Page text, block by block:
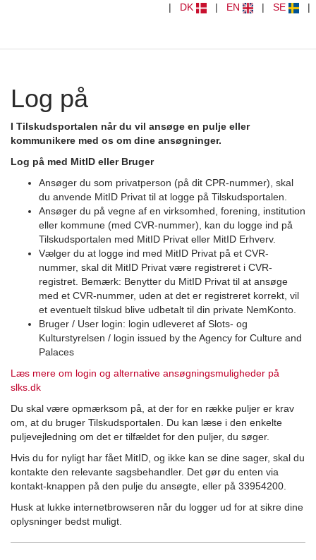
| DK | EN | SE |
Log på
I Tilskudsportalen når du vil ansøge en pulje eller
kommunikere med os om dine ansøgninger.
Log på med MitID eller Bruger
Ansøger du som privatperson (på dit CPR-nummer), skal
du anvende MitID Privat til at logge på Tilskudsportalen.
Ansøger du på vegne af en virksomhed, forening, institution
eller kommune (med CVR-nummer), kan du logge ind på
Tilskudsportalen med MitID Privat eller MitID Erhverv.
Vælger du at logge ind med MitID Privat på et CVR-
nummer, skal dit MitID Privat være registreret i CVR-
registret. Bemærk: Benytter du MitID Privat til at ansøge
med et CVR-nummer, uden at det er registreret korrekt, vil
et eventuelt tilskud blive udbetalt til din private NemKonto.
Bruger / User login: login udleveret af Slots- og
Kulturstyrelsen / login issued by the Agency for Culture and
Palaces
Læs mere om login og alternative ansøgningsmuligheder på
slks.dk
Du skal være opmærksom på, at der for en række puljer er krav
om, at du bruger Tilskudsportalen. Du kan læse i den enkelte
puljevejledning om det er tilfældet for den puljer, du søger.
Hvis du for nyligt har fået MitID, og ikke kan se dine sager, skal du
kontakte den relevante sagsbehandler. Det gør du enten via
kontakt-knappen på den pulje du ansøgte, eller på 33954200.
Husk at lukke internetbrowseren når du logger ud for at sikre dine
oplysninger bedst muligt.